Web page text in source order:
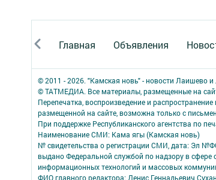
Главная Объявления
© 2011 - 2026. "Камская новь" - новости Лаишево
© ТАТМЕДИА. Все материалы, размещенные на
Перепечатка, воспроизведение и
размещенной на сайте, возможна только с
При поддержке Республиканского агентства по
Наименование СМИ: Кама ягы (Камская новь)
№ свидетельства о регистрации СМИ, дата: Эл
выдано Федеральной службой по надзору в сфере
информационных технологий и массовых
ФИО главного редактора: Денис Геннадьевич